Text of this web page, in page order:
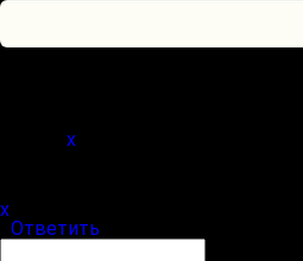
x
x
Ответить